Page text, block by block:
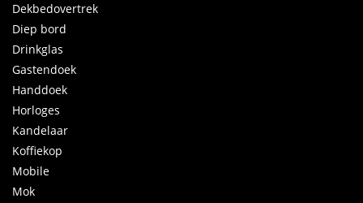
Dekbedovertrek
Diep bord
Drinkglas
Gastendoek
Handdoek
Horloges
Kandelaar
Koffiekop
Mobile
Mok